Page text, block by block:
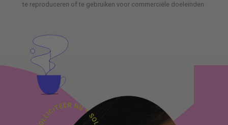
te reproduceren of te gebruiken voor commerciële doeleinden.